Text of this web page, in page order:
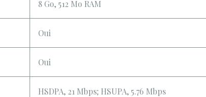
8 Go, 512 Mo RAM
Oui
Oui
HSDPA, 21 Mbps; HSUPA, 5.76 Mbps